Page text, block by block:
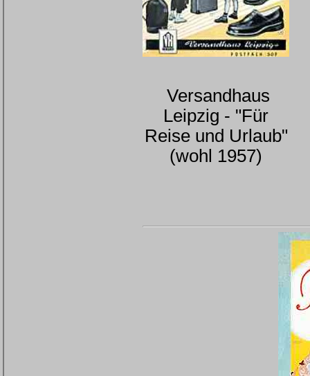
Versandhaus
Leipzig - "Für
Reise und Urlaub"
(wohl 1957)